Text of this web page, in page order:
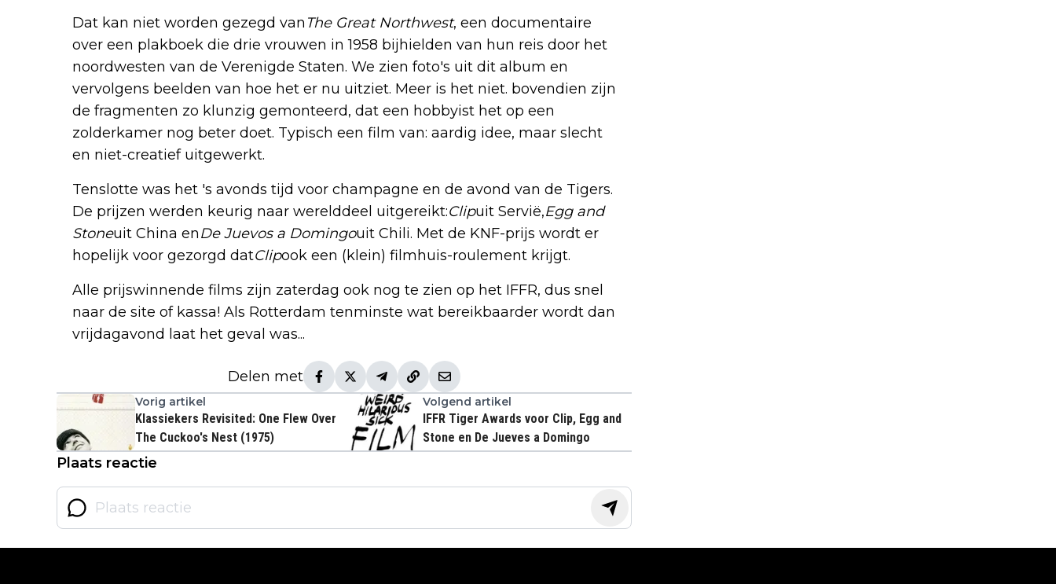
Dat kan niet worden gezegd van The Great Northwest, een documentaire
over een plakboek die drie vrouwen in 1958 bijhielden van hun reis door het
noordwesten van de Verenigde Staten. We zien foto's uit dit album en
vervolgens beelden van hoe het er nu uitziet. Meer is het niet. bovendien zijn
de fragmenten zo klunzig gemonteerd, dat een hobbyist het op een
zolderkamer nog beter doet. Typisch een film van: aardig idee, maar slecht
en niet-creatief uitgewerkt.
Tenslotte was het 's avonds tijd voor champagne en de avond van de Tigers.
De prijzen werden keurig naar werelddeel uitgereikt:Clipuit Servië,Egg and
Stoneuit China enDe Juevos a Domingouit Chili. Met de KNF-prijs wordt er
hopelijk voor gezorgd datClipook een (klein) filmhuis-roulement krijgt.
Alle prijswinnende films zijn zaterdag ook nog te zien op het IFFR, dus snel
naar de site of kassa! Als Rotterdam tenminste wat bereikbaarder wordt dan
vrijdagavond laat het geval was...
Delen met
Vorig artikel
Klassiekers Revisited: One Flew Over
The Cuckoo's Nest (1975)
Volgend artikel
IFFR Tiger Awards voor Clip, Egg and
Stone en De Jueves a Domingo
Plaats reactie